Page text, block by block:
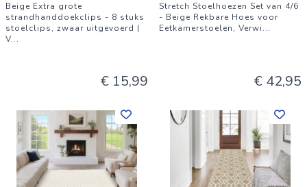
Beige Extra grote
strandhanddoekclips - 8 stuks
stoelclips, zwaar uitgevoerd |
V...
€ 15,99
Stretch Stoelhoezen Set van 4/6
- Beige Rekbare Hoes voor
Eetkamerstoelen, Verwi...
€ 42,95